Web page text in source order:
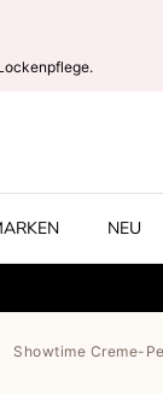
NEU
Showtime Creme-